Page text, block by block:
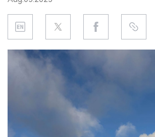
PRODUCTO
REGULACIÓN
CHINA